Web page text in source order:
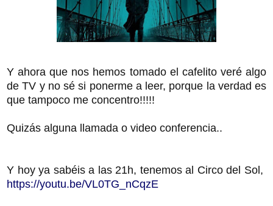
Y ahora que nos hemos tomado el cafelito veré algo
de TV y no sé si ponerme a leer, porque la verdad es
que tampoco me concentro!!!!!
Quizás alguna llamada o video conferencia..
Y hoy ya sabéis a las 21h, tenemos al Circo del Sol,
https://youtu.be/VL0TG_nCqzE